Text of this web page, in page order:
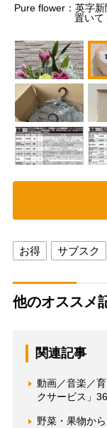
Pure flower：英字
置いて
お得 サブスク
他のオススメ
関連記事
動画／音楽／
クサービス」36
野菜・果物か